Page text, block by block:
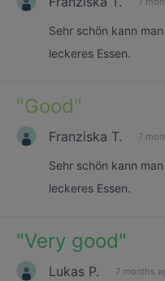
Sehr schön kann
leckeres Essen.
"Good"
Franziska T. 7
Sehr schön kann
leckeres Essen.
"Very good"
Lukas P. 7 months